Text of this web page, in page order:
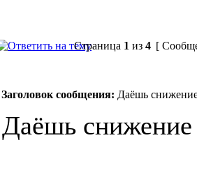
Страница 1 из 4 [
Заголовок сообщения: Даёшь
Даёшь снижение